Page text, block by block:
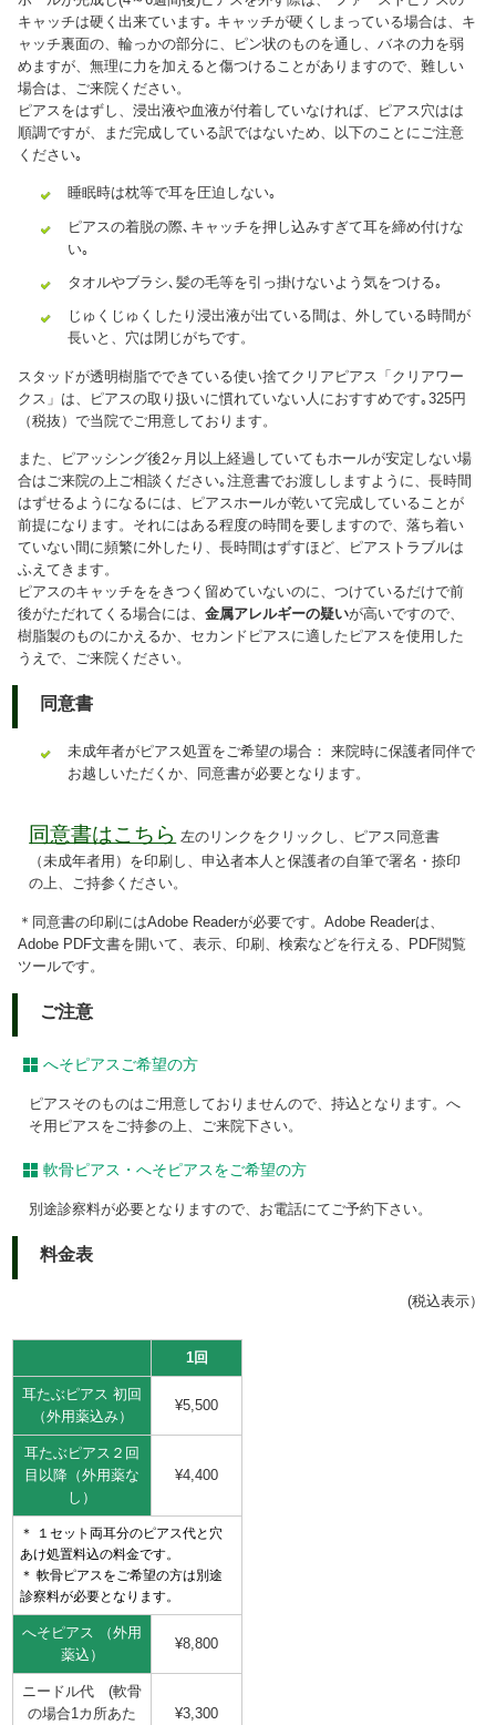
キャッチは硬く出来ています｡ キャッチが硬くしまっている場合は、キ
ャッチ裏面の、輪っかの部分に、ピン状のものを通し、バネの力を弱
めますが、無理に力を加えると傷つけることがありますので、難しい
場合は、ご来院ください。
ピアスをはずし、浸出液や血液が付着していなければ、ピアス穴はは
順調ですが、まだ完成している訳ではないため、以下のことにご注意
ください｡
睡眠時は枕等で耳を圧迫しない｡
ピアスの着脱の際､キャッチを押し込みすぎて耳を締め付けな
い｡
タオルやブラシ､髪の毛等を引っ掛けないよう気をつける｡
じゅくじゅくしたり浸出液が出ている間は、外している時間が
長いと、穴は閉じがちです。
スタッドが透明樹脂でできている使い捨てクリアピアス「クリアワー
クス」は、ピアスの取り扱いに慣れていない人におすすめです｡325円
（税抜）で当院でご用意しております。
また、ピアッシング後2ヶ月以上経過していてもホールが安定しない場
合はご来院の上ご相談ください｡注意書でお渡ししますように、長時間
はずせるようになるには、ピアスホールが乾いて完成していることが
前提になります。それにはある程度の時間を要しますので、落ち着い
ていない間に頻繁に外したり、長時間はずすほど、ピアストラブルは
ふえてきます。
ピアスのキャッチををきつく留めていないのに、つけているだけで前
後がただれてくる場合には、金属アレルギーの疑いが高いですので、
樹脂製のものにかえるか、セカンドピアスに適したピアスを使用した
うえで、ご来院ください。
同意書
未成年者がピアス処置をご希望の場合： 来院時に保護者同伴で
お越しいただくか、同意書が必要となります。
同意書はこちら 左のリンクをクリックし、ピアス同意書
（未成年者用）を印刷し、申込者本人と保護者の自筆で署名・捺印
の上、ご持参ください。
＊同意書の印刷にはAdobe Readerが必要です。Adobe Readerは、
Adobe PDF文書を開いて、表示、印刷、検索などを行える、PDF閲覧
ツールです。
ご注意
へそピアスご希望の方
ピアスそのものはご用意しておりませんので、持込となります。へ
そ用ピアスをご持参の上、ご来院下さい。
軟骨ピアス・へそピアスをご希望の方
別途診察料が必要となりますので、お電話にてご予約下さい。
料金表
(税込表示）
1回
耳たぶピアス 初回
（外用薬込み）
¥5,500
耳たぶピアス２回
目以降（外用薬な
し）
¥4,400
＊ １セット両耳分のピアス代と穴
あけ処置料込の料金です。
＊ 軟骨ピアスをご希望の方は別途
診察料が必要となります。
へそピアス （外用
薬込）
¥8,800
ニードル代 (軟骨
の場合1カ所あた
¥3,300